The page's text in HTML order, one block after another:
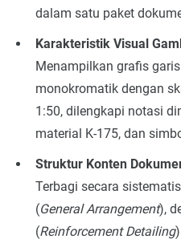
dalam satu paket
Karakteristik Visual
Menampilkan grafis
monokromatik dengan
1:50, dilengkapi notasi
material K-175, dan
Struktur Konten
Terbagi secara
(General Arrangement),
(Reinforcement Detailing